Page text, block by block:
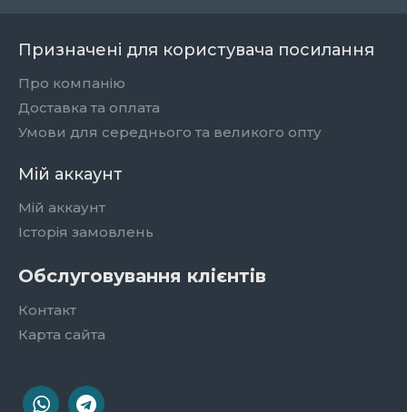
Призначені для користувача посилання
Про компанію
Доставка та оплата
Умови для середнього та великого опту
Мій аккаунт
Мій аккаунт
Історія замовлень
Обслуговування клієнтів
Контакт
Карта сайта